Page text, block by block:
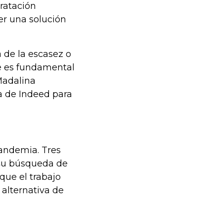
una solución
la escasez o
fundamental
de Indeed para
Tres
búsqueda de
el trabajo
de